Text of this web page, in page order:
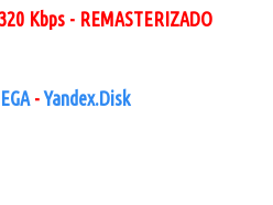
Kbps - REMASTERIZADO
-Yandex.Disk